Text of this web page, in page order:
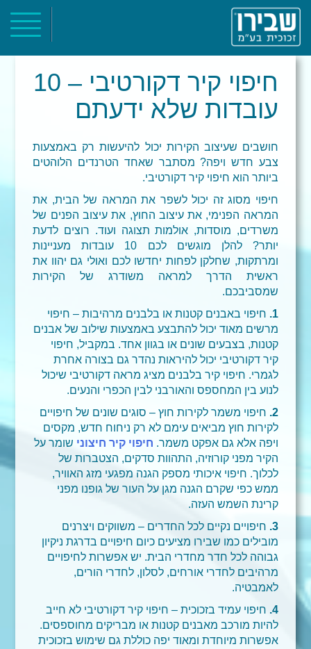
ראשי
אודות
קטלוג מוצרים
פרוייקטים
צור קשר
חיפוי קיר דקורטיבי – 10
עובדות שלא ידעתם
חושבים שעיצוב הקירות יכול להיעשות רק באמצעות
צבע חדש ויפה? מסתבר שאחד הטרנדים הלוהטים
ביותר הוא חיפוי קיר דקורטיבי.
חיפוי מסוג זה יכול לשפר את המראה של הבית, את
המראה הפנימי, את עיצוב החוץ, את עיצוב הפנים של
משרדים, מוסדות, אולמות תצוגה ועוד. רוצים לדעת
יותר? להלן מוגשים לכם 10 עובדות מעניינות
ומרתקות, שחלקן לפחות יחדשו לכם ואולי גם יהוו את
ראשית הדרך למראה משודרג של הקירות
שמסביבכם.
1. חיפוי באבנים קטנות או בלבנים מרהיבות – חיפוי
מרשים מאוד יכול להתבצע באמצעות שילוב של אבנים
קטנות, בצבעים שונים או בגוון אחד. במקביל, חיפוי
קיר דקורטיבי יכול להיראות נהדר גם בצורה אחרת
לגמרי. חיפוי קיר בלבנים מציג מראה דקורטיבי שיכול
לנוע בין המחספס והאורבני לבין הכפרי והנעים.
2. חיפוי משמר לקירות חוץ – סוגים שונים של חיפויים
לקירות חוץ מביאים עימם לא רק ניחוח חדש, מקסים
ויפה אלא גם אפקט משמר. חיפוי קיר חיצוני שומר על
הקיר מפני קורוזיה, התהוות סדקים, הצטברות של
לכלוך. חיפוי איכותי מספק הגנה מפגעי מזג האוויר,
ממש כפי שקרם הגנה מגן על העור של גופנו מפני
קרינת השמש העזה.
3. חיפויים נקיים לכל החדרים – משווקים ויצרנים
מובילים כמו שבירו מציעים כיום חיפויים בדרגת ניקיון
גבוהה לכל חדר מחדרי הבית. יש אפשרות לחיפויים
מרהיבים לחדרי אורחים, לסלון, לחדרי הורים,
לאמבטיה.
4. חיפוי עמיד בזכוכית – חיפוי קיר דקורטיבי לא חייב
להיות מורכב מאבנים קטנות או מבריקים מחוספסים.
אפשרות מיוחדת ומאוד יפה כוללת גם שימוש בזכוכית